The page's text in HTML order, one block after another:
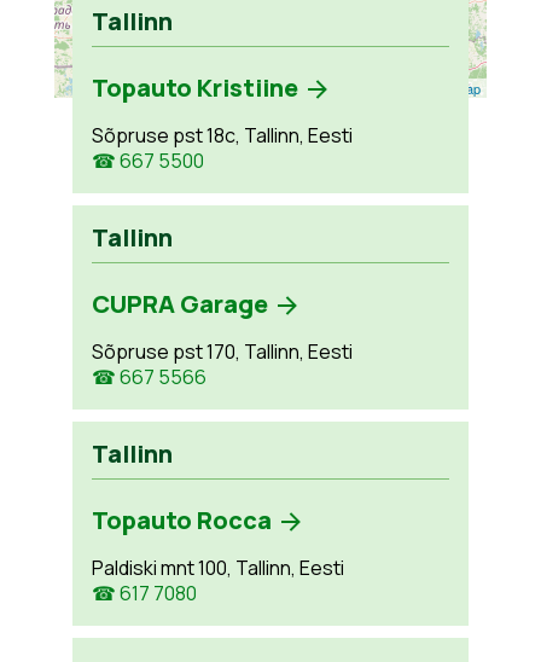
Leaflet OpenStreetMap
Tallinn
Topauto Kristiine
Sõpruse pst 18c, Tallinn, Eesti
☎ 667 5500
Tallinn
CUPRA Garage
Sõpruse pst 170, Tallinn, Eesti
☎ 667 5566
Tallinn
Topauto Rocca
Paldiski mnt 100, Tallinn, Eesti
☎ 617 7080